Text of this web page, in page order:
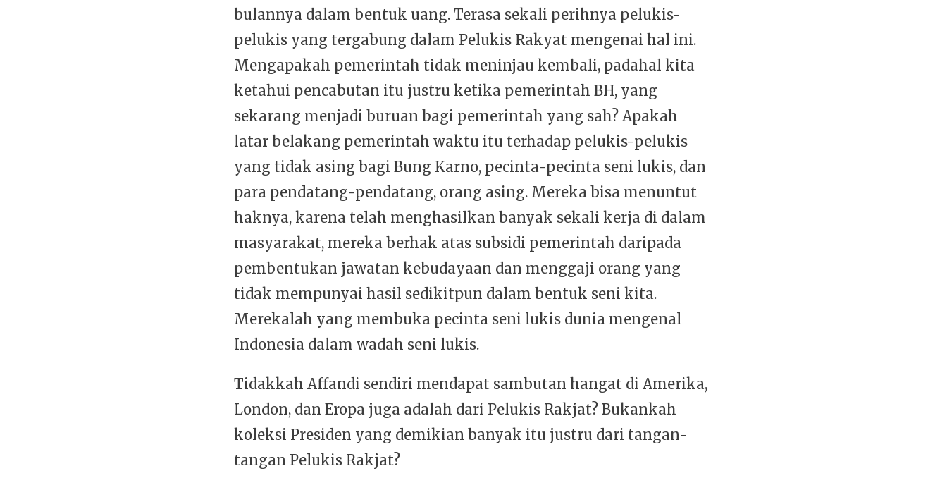
bulannya dalam bentuk uang. Terasa sekali perihnya pelukis-
pelukis yang tergabung dalam Pelukis Rakyat mengenai hal ini.
Mengapakah pemerintah tidak meninjau kembali, padahal kita
ketahui pencabutan itu justru ketika pemerintah BH, yang
sekarang menjadi buruan bagi pemerintah yang sah? Apakah
latar belakang pemerintah waktu itu terhadap pelukis-pelukis
yang tidak asing bagi Bung Karno, pecinta-pecinta seni lukis, dan
para pendatang-pendatang, orang asing. Mereka bisa menuntut
haknya, karena telah menghasilkan banyak sekali kerja di dalam
masyarakat, mereka berhak atas subsidi pemerintah daripada
pembentukan jawatan kebudayaan dan menggaji orang yang
tidak mempunyai hasil sedikitpun dalam bentuk seni kita.
Merekalah yang membuka pecinta seni lukis dunia mengenal
Indonesia dalam wadah seni lukis.
Tidakkah Affandi sendiri mendapat sambutan hangat di Amerika,
London, dan Eropa juga adalah dari Pelukis Rakjat? Bukankah
koleksi Presiden yang demikian banyak itu justru dari tangan-
tangan Pelukis Rakjat?